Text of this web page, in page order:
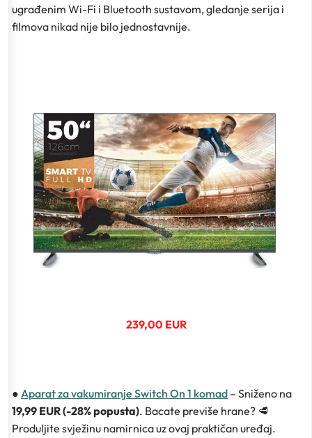
ugrađenim Wi-Fi i Bluetooth sustavom, gledanje serija i
filmova nikad nije bilo jednostavnije.
239,00 EUR
● Aparat za vakumiranje Switch On 1 komad – Sniženo na
19,99 EUR (-28% popusta). Bacate previše hrane? 🥩
Produljite svježinu namirnica uz ovaj praktičan uređaj.